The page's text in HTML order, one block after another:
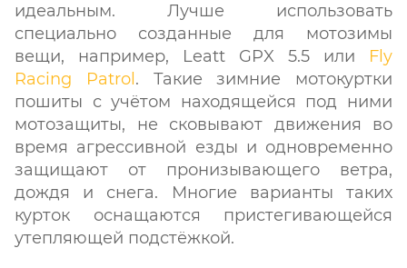
идеальным. Лучше использовать
специально созданные для мотозимы
вещи, например, Leatt GPX 5.5 или Fly
Racing Patrol . Такие зимние мотокуртки
пошиты с учётом находящейся под ними
мотозащиты, не сковывают движения во
время агрессивной езды и одновременно
защищают от пронизывающего ветра,
дождя и снега. Многие варианты таких
курток оснащаются пристегивающейся
утепляющей подстёжкой.